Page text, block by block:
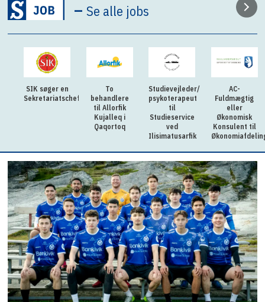
–Se alle jobs
SIK søger en
Sekretariatschef
To
behandlere
til Allorfik
Kujalleq i
Qaqortoq
Studievejleder/
psykoterapeut
til
Studieservice
ved
Ilisimatusarfik
AC-
Fuldmægtig
eller
Økonomisk
Konsulent til